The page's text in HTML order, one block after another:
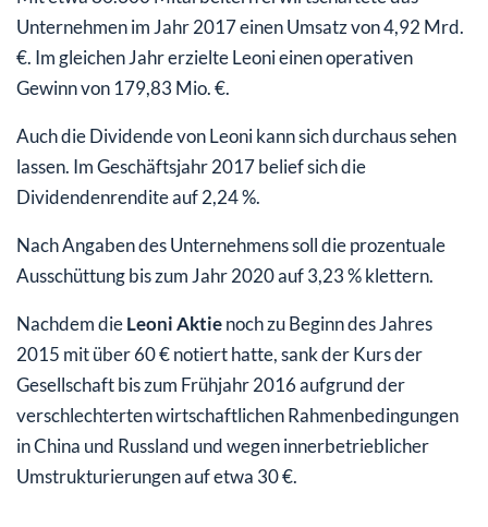
Unternehmen im Jahr 2017 einen Umsatz von 4,92 Mrd.
€. Im gleichen Jahr erzielte Leoni einen operativen
Gewinn von 179,83 Mio. €.
Auch die Dividende von Leoni kann sich durchaus sehen
lassen. Im Geschäftsjahr 2017 belief sich die
Dividendenrendite auf 2,24 %.
Nach Angaben des Unternehmens soll die prozentuale
Ausschüttung bis zum Jahr 2020 auf 3,23 % klettern.
Nachdem dieLeoni Aktienoch zu Beginn des Jahres
2015 mit über 60 € notiert hatte, sank der Kurs der
Gesellschaft bis zum Frühjahr 2016 aufgrund der
verschlechterten wirtschaftlichen Rahmenbedingungen
in China und Russland und wegen innerbetrieblicher
Umstrukturierungen auf etwa 30 €.